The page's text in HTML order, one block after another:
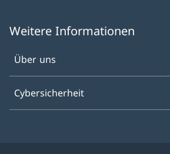
Weitere Informationen
Über uns
Cybersicherheit